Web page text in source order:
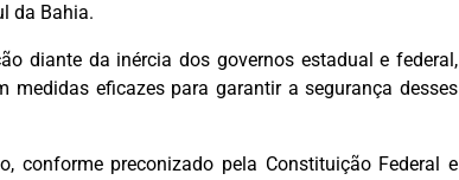
da Bahia.
diante da inércia dos governos estadual e federal,
medidas eficazes para garantir a segurança desses
conforme preconizado pela Constituição Federal e